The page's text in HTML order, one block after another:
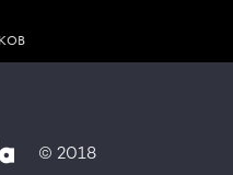
© 2018